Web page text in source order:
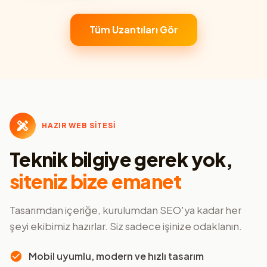
Tüm Uzantıları Gör
HAZIR WEB SİTESİ
Teknik bilgiye gerek yok,
siteniz bize emanet
Tasarımdan içeriğe, kurulumdan SEO'ya kadar her
şeyi ekibimiz hazırlar. Siz sadece işinize odaklanın.
Mobil uyumlu, modern ve hızlı tasarım